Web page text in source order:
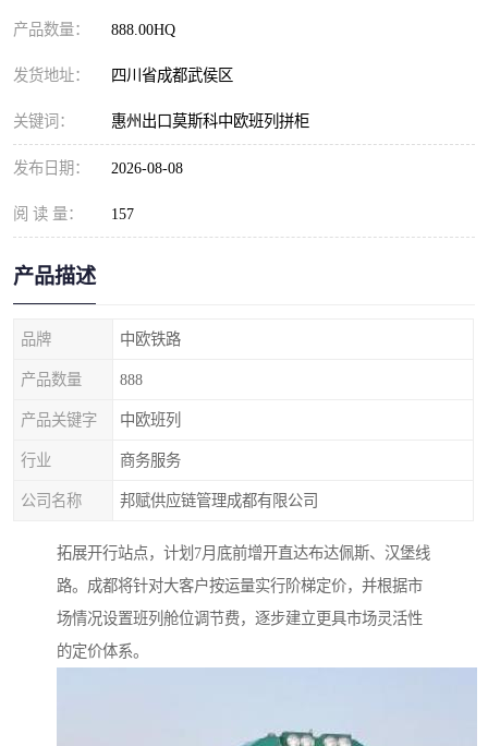
产品数量： 888.00HQ
发货地址： 四川省成都武侯区
关键词： 惠州出口莫斯科中欧班列拼柜
发布日期： 2026-08-08
阅 读 量： 157
产品描述
品牌 中欧铁路
产品数量 888
产品关键字 中欧班列
行业 商务服务
公司名称 邦赋供应链管理成都有限公司
拓展开行站点，计划7月底前增开直达布达佩斯、汉堡线
路。成都将针对大客户按运量实行阶梯定价，并根据市
场情况设置班列舱位调节费，逐步建立更具市场灵活性
的定价体系。